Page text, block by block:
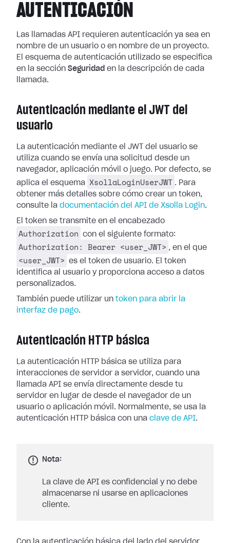
AUTENTICACIÓN
Las llamadas API requieren autenticación ya sea en
nombre de un usuario o en nombre de un proyecto.
El esquema de autenticación utilizado se especifica
en la sección Seguridad en la descripción de cada
llamada.
Autenticación mediante el JWT del
usuario
La autenticación mediante el JWT del usuario se
utiliza cuando se envía una solicitud desde un
navegador, aplicación móvil o juego. Por defecto, se
aplica el esquema
XsollaLoginUserJWT . Para
obtener más detalles sobre cómo crear un token,
consulte la documentación del API de Xsolla Login.
El token se transmite en el encabezado
Authorization con el siguiente formato:
Authorization: Bearer <user_JWT> , en el que
<user_JWT>
es el token de usuario. El token
identifica al usuario y proporciona acceso a datos
personalizados.
También puede utilizar un token para abrir la
interfaz de pago.
Autenticación HTTP básica
La autenticación HTTP básica se utiliza para
interacciones de servidor a servidor, cuando una
llamada API se envía directamente desde tu
servidor en lugar de desde el navegador de un
usuario o aplicación móvil. Normalmente, se usa la
autenticación HTTP básica con una clave de API.
Nota:
La clave de API es confidencial y no debe
almacenarse ni usarse en aplicaciones
cliente.